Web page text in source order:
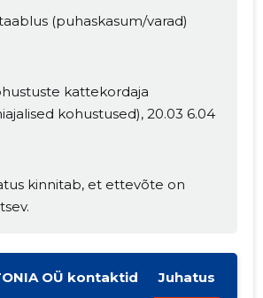
(puhaskasum/varad)
kattekordaja
kohustused), 20.03 6.04
kinnitab, et ettevõte on
OÜ kontaktid Juhatus
pildi
kirjeldust